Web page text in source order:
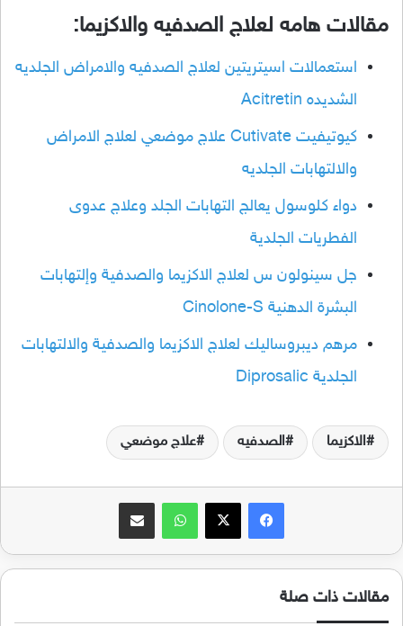
مقالات هامه لعلاج الصدفيه والاكزيما:
استعمالات اسيتريتين لعلاج الصدفيه والامراض الجلديه
الشديده Acitretin
كيوتيفيت Cutivate علاج موضعي لعلاج الامراض
والالتهابات الجلديه
دواء كلوسول يعالج التهابات الجلد وعلاج عدوى
الفطريات الجلدية
جل سينولون س لعلاج الاكزيما والصدفية وإلتهابات
البشرة الدهنية Cinolone-S
مرهم ديبروساليك لعلاج الاكزيما والصدفية والالتهابات
الجلدية Diprosalic
الاكزيما الصدفيه علاج موضعي
فيسبوك‫X واتساب مشاركة عبر البريد
مقالات ذات صلة